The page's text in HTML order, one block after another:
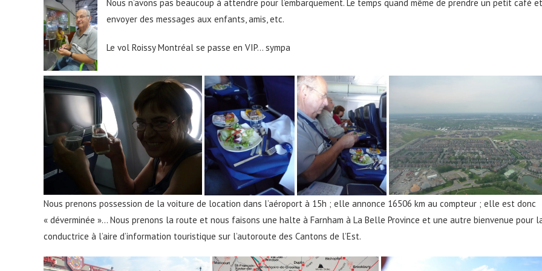
Nous n’avons pas beaucoup à attendre pour l’embarquement. Le temps quand même de prendre un petit café et
envoyer des messages aux enfants, amis, etc.
Le vol Roissy Montréal se passe en VIP… sympa
Nous prenons possession de la voiture de location dans l’aéroport à 15h ; elle annonce 16506 km au compteur ; elle est donc
« déverminée »… Nous prenons la route et nous faisons une halte à Farnham à La Belle Province et une autre bienvenue pour
conductrice à l’aire d’information touristique sur l’autoroute des Cantons de l’Est.